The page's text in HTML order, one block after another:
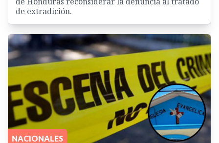
de extradición.
NACIONALES